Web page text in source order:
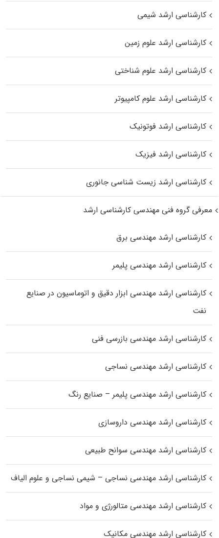
کارشناسی ارشد شیمی
کارشناسی ارشد علوم زمین
کارشناسی ارشد علوم شناختی
کارشناسی ارشد علوم کامپیوتر
کارشناسی ارشد فوتونیک
کارشناسی ارشد فیزیک
کارشناسی ارشد زیست‌ شناسی جانوری
معرفی گروه فنی مهندسی کارشناسی ارشد
کارشناسی ارشد مهندسی برق
کارشناسی ارشد مهندسی پلیمر
کارشناسی ارشد مهندسی ابزار دقیق و اتوماسیون در صنایع
نفت
کارشناسی ارشد مهندسی بازرسی فنی
کارشناسی ارشد مهندسی نساجی
کارشناسی ارشد مهندسی پلیمر – صنایع رنگ
کارشناسی ارشد مهندسی داروسازی
کارشناسی ارشد مهندسی سوانح طبیعی
کارشناسی ارشد مهندسی نساجی – شیمی نساجی و علوم الیاف
کارشناسی ارشد مهندسی متالورژی و مواد
کارشناسی ارشد مهندسی مکانیک